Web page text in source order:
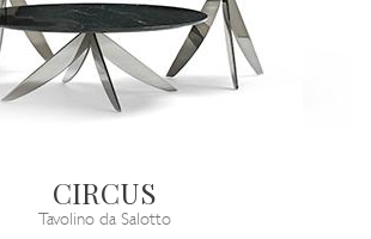
CIRCUS
Tavolino da Salotto